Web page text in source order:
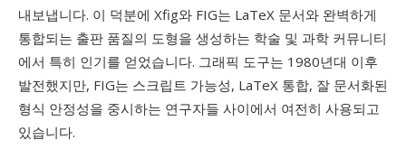
내보냅니다. 이 덕분에 Xfig와 FIG는 LaTeX 문서와 완벽하게
통합되는 출판 품질의 도형을 생성하는 학술 및 과학 커뮤니티
에서 특히 인기를 얻었습니다. 그래픽 도구는 1980년대 이후
발전했지만, FIG는 스크립트 가능성, LaTeX 통합, 잘 문서화된
형식 안정성을 중시하는 연구자들 사이에서 여전히 사용되고
있습니다.